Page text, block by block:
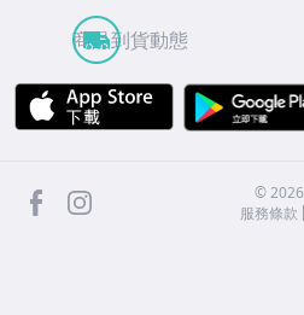
商品到貨動態
APP Store
facebook ©2026
服務條款